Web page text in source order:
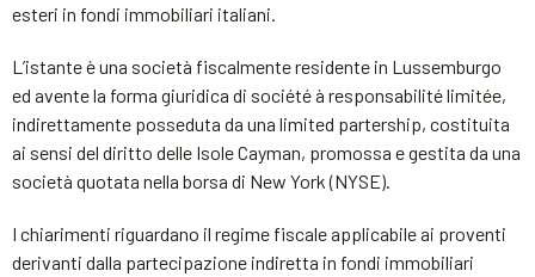
esteri in fondi immobiliari italiani.
L’istante è una società fiscalmente residente in Lussemburgo
ed avente la forma giuridica di société à responsabilité limitée,
indirettamente posseduta da una limited partership, costituita
ai sensi del diritto delle Isole Cayman, promossa e gestita da una
società quotata nella borsa di New York (NYSE).
I chiarimenti riguardano il regime fiscale applicabile ai proventi
derivanti dalla partecipazione indiretta in fondi immobiliari